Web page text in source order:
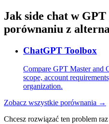
Jak side chat w
porównaniu z
ChatGPT Toolbox
Compare GPT Master and
scope, account
organization.
Zobacz wszystkie porównania →
Chcesz rozwiązać ten problem